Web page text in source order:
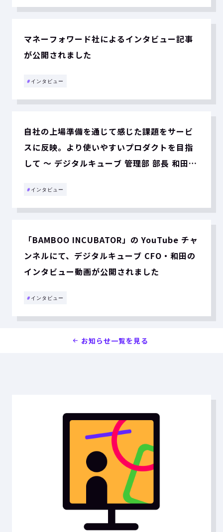
マネーフォワード社によるインタビュー記事
が公開されました
# インタビュー
自社の上場準備を通じて感じた課題をサービ
スに反映。より使いやすいプロダクトを目指
して 〜 デジタルキューブ 管理部 部長 和田拓
# インタビュー
「BAMBOO INCUBATOR」の YouTube チャ
ンネルにて、デジタルキューブ CFO・和田の
インタビュー動画が公開されました
# インタビュー
お知らせ一覧を見る